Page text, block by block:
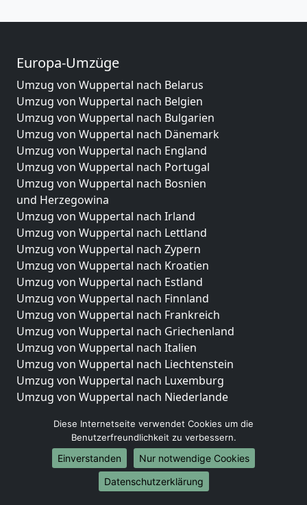
Europa-Umzüge
Umzug von Wuppertal nach Belarus
Umzug von Wuppertal nach Belgien
Umzug von Wuppertal nach Bulgarien
Umzug von Wuppertal nach Dänemark
Umzug von Wuppertal nach England
Umzug von Wuppertal nach Portugal
Umzug von Wuppertal nach Bosnien
und Herzegowina
Umzug von Wuppertal nach Irland
Umzug von Wuppertal nach Lettland
Umzug von Wuppertal nach Zypern
Umzug von Wuppertal nach Kroatien
Umzug von Wuppertal nach Estland
Umzug von Wuppertal nach Finnland
Umzug von Wuppertal nach Frankreich
Umzug von Wuppertal nach Griechenland
Umzug von Wuppertal nach Italien
Umzug von Wuppertal nach Liechtenstein
Umzug von Wuppertal nach Luxemburg
Umzug von Wuppertal nach Niederlande
Umzüge-Deutschlandweit
Umzug von Wuppertal nach Berlin
Umzug von Wuppertal nach Hamburg
Umzug von Wuppertal nach München
Diese Internetseite verwendet Cookies um die
Benutzerfreundlichkeit zu verbessern.
Einverstanden
Nur notwendige Cookies
Datenschutzerklärung